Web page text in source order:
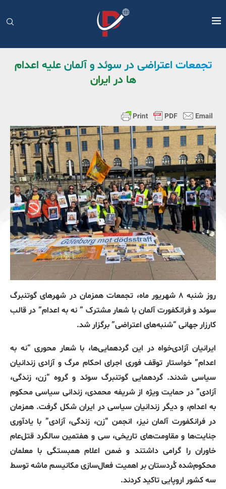
تجمعات اعتراضی در سوئد و آلمان علیه اعدام
ها در ایران
روز شنبه ۸ شهریور ماه، تجمعات همزمان در شهرهای گوتنبرگ
سوئد و فرانکفورت آلمان با شعار مشترک ” نه به اعدام” در قالب
کارزار جهانی “شنبه‌های اعتراضی” برگزار شد.
ایرانیان آزادی‌خواه در این گردهمایی‌ها، با شعار محوری “نه به
اعدام” خواستار توقف فوری اجرای احکام مرگ و آزادی زندانیان
سیاسی شدند. گردهمایی گوتنبرگ سوئد و گروه “زن، زندگی،
آزادی” در حمایت ویژه از شریفه محمدی، زندانی سیاسی محکوم
به اعدام، و دیگر زندانیان سیاسی در ایران شکل گرفت. همزمان
در فرانکفورت آلمان نیز، انجمن “زن، زندگی، آزادی” با یادآوری
جنایت‌ها و مقاومت‌های تاریخی، سی و هفتمین سالگرد قتل‌عام
خاوران را گرامی داشتند و ضمن اعلام همبستگی با معلمان
محکوم‌شده کُردستان بر اهمیت فعال‌سازی مکانیسم ماشه توسط
سه کشور اروپایی تاکید کردند.